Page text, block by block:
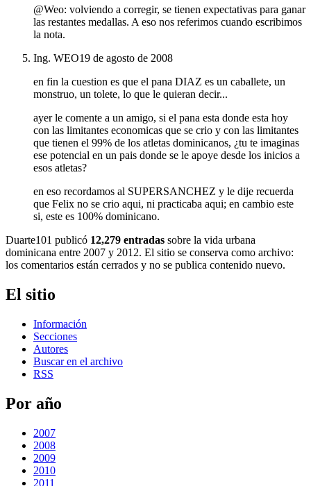
@Weo: volviendo a corregir, se tienen expectativas para ganar
las restantes medallas. A eso nos referimos cuando escribimos
la nota.
Ing. WEO19 de agosto de 2008
en fin la cuestion es que el pana DIAZ es un caballete, un
monstruo, un tolete, lo que le quieran decir...
ayer le comente a un amigo, si el pana esta donde esta hoy
con las limitantes economicas que se crio y con las limitantes
que tienen el 99% de los atletas dominicanos, ¿tu te imaginas
ese potencial en un pais donde se le apoye desde los inicios a
esos atletas?
en eso recordamos al SUPERSANCHEZ y le dije recuerda
que Felix no se crio aqui, ni practicaba aqui; en cambio este
si, este es 100% dominicano.
Duarte101 publicó 12,279 entradas sobre la vida urbana
dominicana entre 2007 y 2012. El sitio se conserva como archivo:
los comentarios están cerrados y no se publica contenido nuevo.
El sitio
Información
Secciones
Autores
Buscar en el archivo
RSS
Por año
2007
2008
2009
2010
2011